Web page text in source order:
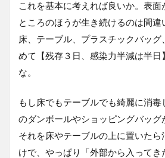
これを基本に考えれば良いか。表面
ところのほうが生き続けるのは間違
床、テーブル、プラスチックバッ
めて【残存３日、感染力半減は半日
な。
もし床でもテーブルでも綺麗に消毒
のダンボールやショッピングバッグ
それを床やテーブルの上に置いたら
けで、やっぱり「外部から入って